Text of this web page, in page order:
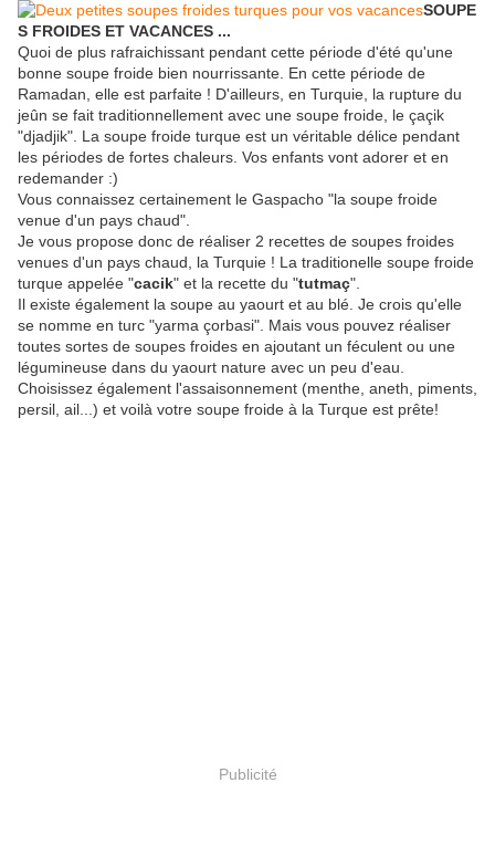
SOUPE
S FROIDES ET VACANCES ...
Quoi de plus rafraichissant pendant cette période d'été qu'une
bonne soupe froide bien nourrissante. En cette période de
Ramadan, elle est parfaite ! D'ailleurs, en Turquie, la rupture du
jeûn se fait traditionnellement avec une soupe froide, le çaçik
"djadjik". La soupe froide turque est un véritable délice pendant
les périodes de fortes chaleurs. Vos enfants vont adorer et en
redemander :)
Vous connaissez certainement le Gaspacho "la soupe froide
venue d'un pays chaud".
Je vous propose donc de réaliser 2 recettes de soupes froides
venues d'un pays chaud, la Turquie ! La traditionelle soupe froide
turque appelée "cacik" et la recette du "tutmaç".
Il existe également la soupe au yaourt et au blé. Je crois qu'elle
se nomme en turc "yarma çorbasi". Mais vous pouvez réaliser
toutes sortes de soupes froides en ajoutant un féculent ou une
légumineuse dans du yaourt nature avec un peu d'eau.
Choisissez également l'assaisonnement (menthe, aneth, piments,
persil, ail...) et voilà votre soupe froide à la Turque est prête!
Publicité